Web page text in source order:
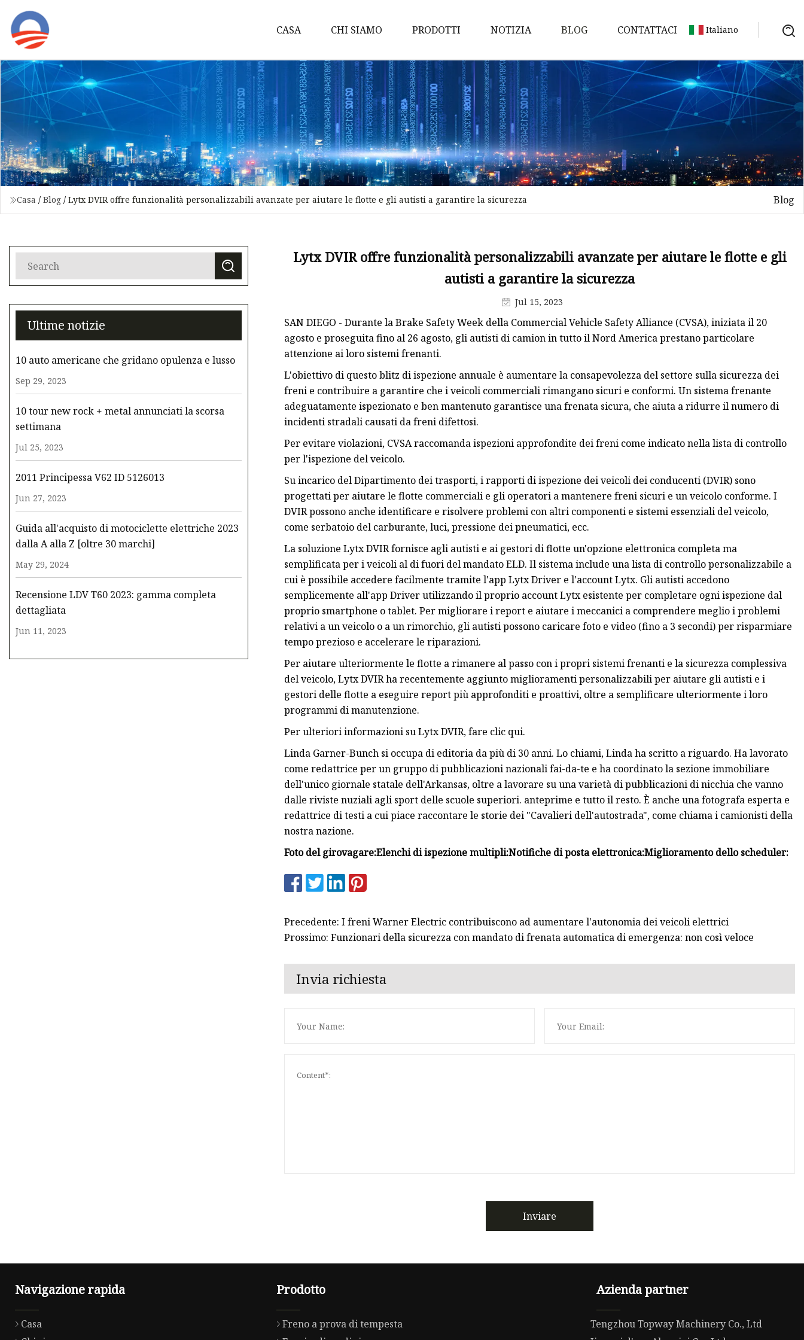
CASA CHI SIAMO PRODOTTI
Freno a prova di tempesta
Freni a disco di sicurezza
Freni a disco industriali
Freni a disco pneumatici
industriali
Freni a tamburo elettromagnetici
Freni a tamburo elettroidraulici
Freni di sicurezza industriale
Propulsore elettroidraulico
Freni a tamburo pneumatici
Freni a tamburo azionati a pedale
NOTIZIA BLOG CONTATTACI Italiano
Casa / Blog / Lytx DVIR offre funzionalità personalizzabili avanzate per aiutare le flotte e gli autisti a garantire la sicurezza Blog
Ultime notizie
10 auto americane che gridano opulenza e lusso
Sep 29, 2023
10 tour new rock + metal annunciati la scorsa
settimana
Jul 25, 2023
2011 Principessa V62 ID 5126013
Jun 27, 2023
Guida all'acquisto di motociclette elettriche 2023
dalla A alla Z [oltre 30 marchi]
May 29, 2024
Recensione LDV T60 2023: gamma completa
dettagliata
Jun 11, 2023
Lytx DVIR offre funzionalità personalizzabili avanzate per aiutare le flotte e gli
autisti a garantire la sicurezza
Jul 15, 2023
SAN DIEGO - Durante la Brake Safety Week della Commercial Vehicle Safety Alliance (CVSA), iniziata il 20
agosto e proseguita fino al 26 agosto, gli autisti di camion in tutto il Nord America prestano particolare
attenzione ai loro sistemi frenanti.
L'obiettivo di questo blitz di ispezione annuale è aumentare la consapevolezza del settore sulla sicurezza dei
freni e contribuire a garantire che i veicoli commerciali rimangano sicuri e conformi. Un sistema frenante
adeguatamente ispezionato e ben mantenuto garantisce una frenata sicura, che aiuta a ridurre il numero di
incidenti stradali causati da freni difettosi.
Per evitare violazioni, CVSA raccomanda ispezioni approfondite dei freni come indicato nella lista di controllo
per l'ispezione del veicolo.
Su incarico del Dipartimento dei trasporti, i rapporti di ispezione dei veicoli dei conducenti (DVIR) sono
progettati per aiutare le flotte commerciali e gli operatori a mantenere freni sicuri e un veicolo conforme. I
DVIR possono anche identificare e risolvere problemi con altri componenti e sistemi essenziali del veicolo,
come serbatoio del carburante, luci, pressione dei pneumatici, ecc.
La soluzione Lytx DVIR fornisce agli autisti e ai gestori di flotte un'opzione elettronica completa ma
semplificata per i veicoli al di fuori del mandato ELD. Il sistema include una lista di controllo personalizzabile a
cui è possibile accedere facilmente tramite l'app Lytx Driver e l'account Lytx. Gli autisti accedono
semplicemente all'app Driver utilizzando il proprio account Lytx esistente per completare ogni ispezione dal
proprio smartphone o tablet. Per migliorare i report e aiutare i meccanici a comprendere meglio i problemi
relativi a un veicolo o a un rimorchio, gli autisti possono caricare foto e video (fino a 3 secondi) per risparmiare
tempo prezioso e accelerare le riparazioni.
Per aiutare ulteriormente le flotte a rimanere al passo con i propri sistemi frenanti e la sicurezza complessiva
del veicolo, Lytx DVIR ha recentemente aggiunto miglioramenti personalizzabili per aiutare gli autisti e i
gestori delle flotte a eseguire report più approfonditi e proattivi, oltre a semplificare ulteriormente i loro
programmi di manutenzione.
Per ulteriori informazioni su Lytx DVIR, fare clic qui.
Linda Garner-Bunch si occupa di editoria da più di 30 anni. Lo chiami, Linda ha scritto a riguardo. Ha lavorato
come redattrice per un gruppo di pubblicazioni nazionali fai-da-te e ha coordinato la sezione immobiliare
dell'unico giornale statale dell'Arkansas, oltre a lavorare su una varietà di pubblicazioni di nicchia che vanno
dalle riviste nuziali agli sport delle scuole superiori. anteprime e tutto il resto. È anche una fotografa esperta e
redattrice di testi a cui piace raccontare le storie dei "Cavalieri dell'autostrada", come chiama i camionisti della
nostra nazione.
Foto del girovagare:Elenchi di ispezione multipli:Notifiche di posta elettronica:Miglioramento dello scheduler:
Precedente: I freni Warner Electric contribuiscono ad aumentare l'autonomia dei veicoli elettrici
Prossimo: Funzionari della sicurezza con mandato di frenata automatica di emergenza: non così veloce
Invia richiesta
Inviare
Navigazione rapida
Casa
Prodotto
Freno a prova di tempesta
Azienda partner
Tengzhou Topway Machinery Co., Ltd